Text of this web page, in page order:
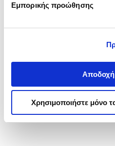
Εμπορικής προώθησης
Χρησιμοποιήστε μόνο